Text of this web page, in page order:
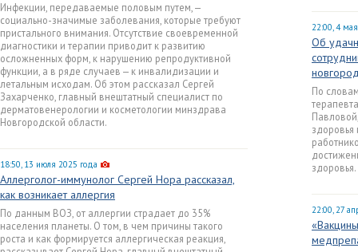
Инфекции, передаваемые половым путем, —
социально-значимые заболевания, которые требуют
пристального внимания. Отсутствие своевременной
диагностики и терапии приводит к развитию
осложненных форм, к нарушению репродуктивной
функции, а в ряде случаев — к инвалидизации и
летальным исходам. Об этом рассказал Сергей
Захарченко, главный внештатный специалист по
дерматовенерологии и косметологии минздрава
Новгородской области.
18:50, 13 июля 2025 года
Аллерголог-иммунолог Сергей Нора рассказал,
как возникает аллергия
По данным ВОЗ, от аллергии страдает до 35%
населения планеты. О том, в чем причины такого
роста и как формируется аллергическая реакция,
22:00, 4
Об
По
здоровья.
22:00, 27